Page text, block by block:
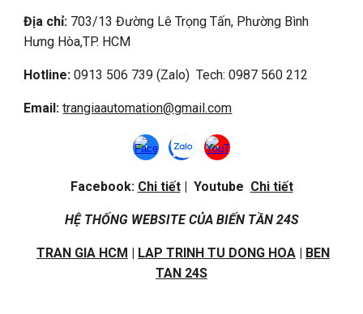
Địa chỉ: 703/13 Đường Lê Trọng Tấn, Phường Bình
Hưng Hòa,TP. HCM
Hotline: 0913 506 739 (Zalo) Tech: 0987 560 212
Email:trangiaautomation@gmail.com
Facebook: Chi tiết| Youtube Chi tiết
HỆ THỐNG WEBSITE CỦA BIẾN TẦN 24S
TRAN GIA HCM | LAP TRINH TU DONG HOA | BEN
TAN 24S